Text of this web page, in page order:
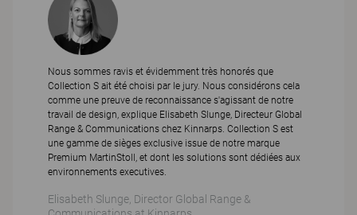
Nous sommes ravis et évidemment très honorés que
Collection S ait été choisi par le jury. Nous considérons cela
comme une preuve de reconnaissance s'agissant de notre
travail de design, explique Elisabeth Slunge, Directeur Global
Range & Communications chez Kinnarps. Collection S est
une gamme de sièges exclusive issue de notre marque
Premium MartinStoll, et dont les solutions sont dédiées aux
environnements executives.
Elisabeth Slunge, Director Global Range &